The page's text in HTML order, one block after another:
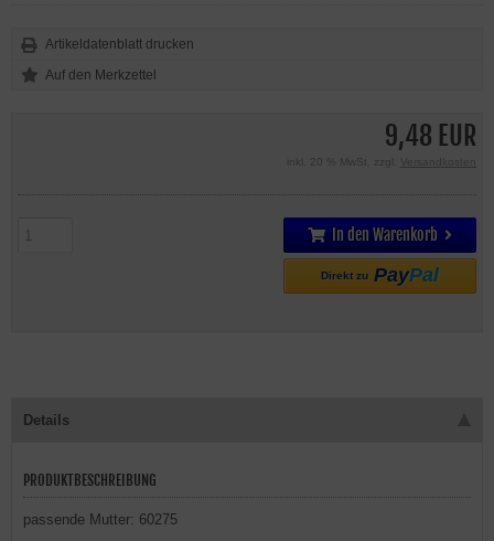
9,48 EUR
inkl. 20 % MwSt. zzgl. Versandkosten
In den Warenkorb
Direkt zu PayPal
Artikeldatenblatt drucken
Details
PRODUKTBESCHREIBUNG
passende Mutter: 60275